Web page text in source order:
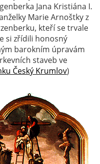
Jana Kristiána I.
Marie Arnoštky z
kteří se trvale
si zřídili honosný
barokním úpravám
staveb ve
Český Krumlov)